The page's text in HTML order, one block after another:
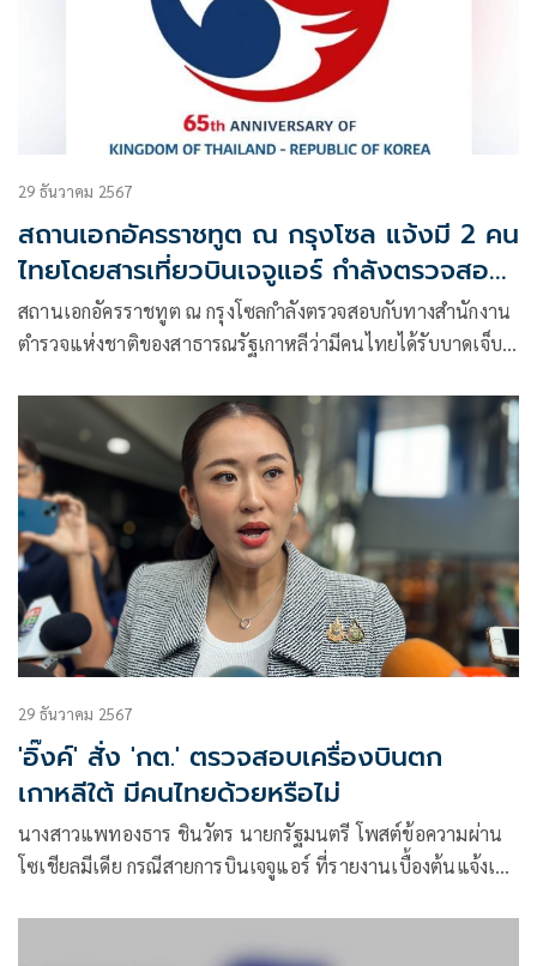
29 ธันวาคม 2567
สถานเอกอัครราชทูต ณ กรุงโซล แจ้งมี 2 คน
ไทยโดยสารเที่ยวบินเจจูแอร์ กำลังตรวจสอบ
สถานภาพ
สถานเอกอัครราชทูต ณ กรุงโซลกำลังตรวจสอบกับทางสำนักงาน
ตำรวจแห่งชาติของสาธารณรัฐเกาหลีว่ามีคนไทยได้รับบาดเจ็บ
29 ธันวาคม 2567
'อิ๊งค์' สั่ง 'กต.' ตรวจสอบเครื่องบินตก
เกาหลีใต้ มีคนไทยด้วยหรือไม่
นางสาวแพทองธาร ชินวัตร นายกรัฐมนตรี โพสต์ข้อความผ่าน
โซเชียลมีเดีย กรณีสายการบินเจจูแอร์ ที่รายงานเบื้องต้นแจ้งเสีย